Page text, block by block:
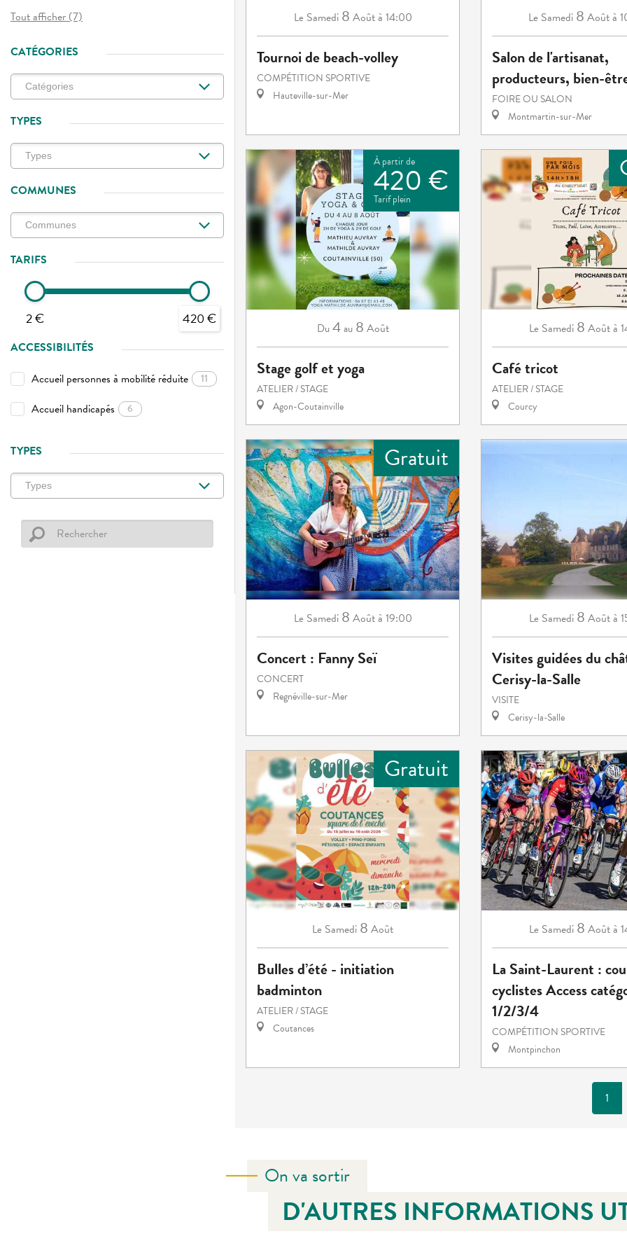
Tout afficher (7)
CATÉGORIES
TYPES
COMMUNES
TARIFS
2 € 420 €
ACCESSIBILITÉS
Accueil personnes à mobilité réduite
11
Accueil handicapés 6
TYPES
Le Samedi 8 Aoûtà 14:00
Tournoi de beach-volley
COMPÉTITION SPORTIVE
Hauteville-sur-Mer
Le Samedi 8 Aoûtà
Salon de l'artisanat,
producteurs, bien-
FOIRE OU SALON
Montmartin-sur-Mer
À partir de
420 €
Tarif plein
Du 4 au 8 Août
Stage golf et yoga
ATELIER / STAGE
Agon-Coutainville
Le Samedi 8 Aoûtà
Café tricot
ATELIER / STAGE
Courcy
Gratuit
Le Samedi 8 Aoûtà 19:00
Concert : Fanny Seï
CONCERT
Regnéville-sur-Mer
Le Samedi 8 Aoûtà
Visites guidées du
Cerisy-la-Salle
VISITE
Cerisy-la-Salle
Gratuit
Le Samedi 8 Août
Bulles d’été - initiation
badminton
ATELIER / STAGE
Coutances
Le Samedi 8 Aoûtà
La Saint-Laurent :
cyclistes Access
1/2/3/4
COMPÉTITION SPORTIVE
Montpinchon
1
On va sortir
D'AUTRES INFORMATIONS